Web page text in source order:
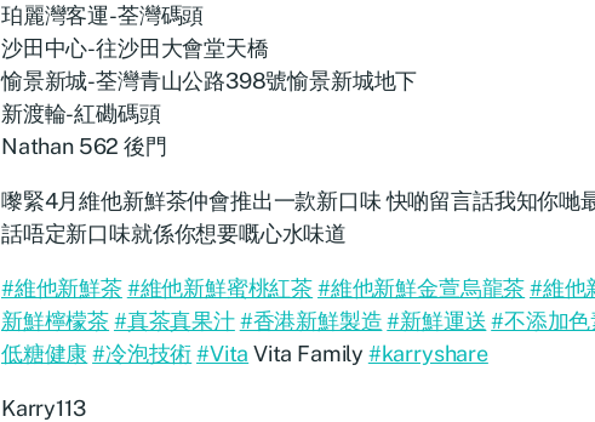
珀麗灣客運-荃灣碼頭
沙田中心-往沙田大會堂天橋
愉景新城-荃灣青山公路398號愉景新城地下
新渡輪-紅磡碼頭
Nathan 562 後門
嚟緊4月維他新鮮茶仲會推出一款新口味 快啲留言話我知你哋
話唔定新口味就係你想要嘅心水味道
#維他新鮮茶#維他新鮮蜜桃紅茶#維他新鮮金萱烏龍茶#維他
新鮮檸檬茶#真茶真果汁#香港新鮮製造 #新鮮運送 #不添加色
低糖健康#冷泡技術#Vita Vita Family #karryshare
Karry113